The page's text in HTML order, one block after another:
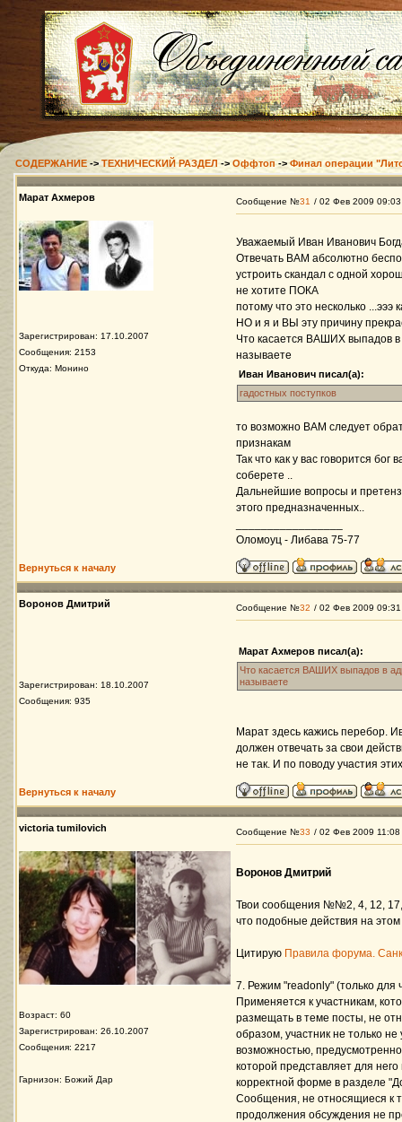
СОДЕРЖАНИЕ ->ТЕХНИЧЕСКИЙ РАЗДЕЛ ->Оффтоп->Финал операции
Марат Ахмеров
Зарегистрирован: 17.10.2007
Сообщения: 2153
Откуда: Монино
Сообщение №31 / 02 Фев 2009 09:03
Уважаемый Иван Иванович
Отвечать ВАМ абсолютно
устроить скандал с одной
не хотите ПОКА
потому что это несколько
НО и я и ВЫ эту причину
Что касается ВАШИХ выпадов в
называете
Иван Иванович писал(а):
гадостных поступков
то возможно ВАМ следует
признакам
Так что как у вас говорится
соберете ..
Дальнейшие вопросы и
этого предназначенных..
Оломоуц - Либава 75-77
Вернуться к началу
Воронов Дмитрий
Зарегистрирован: 18.10.2007
Сообщения: 935
Сообщение №32 / 02 Фев 2009 09:31
Марат Ахмеров писал(а):
Что касается ВАШИХ выпадов в
называете
Марат здесь кажись перебор.
должен отвечать за свои
не так. И по поводу участия
Вернуться к началу
victoria tumilovich
Возраст: 60
Зарегистрирован: 26.10.2007
Сообщения: 2217
Гарнизон: Божий Дар
Сообщение №33 / 02 Фев 2009 11:08
Воронов Дмитрий
Твои сообщения №№2, 4, 12, 17,
что подобные действия на
Цитирую Правила форума.
7. Режим "readonly" (только
Применяется к участникам,
размещать в теме посты, не
образом, участник не только
возможностью,
которой представляет для
корректной форме в разделе
Сообщения, не относящиеся к
продолжения обсуждения не